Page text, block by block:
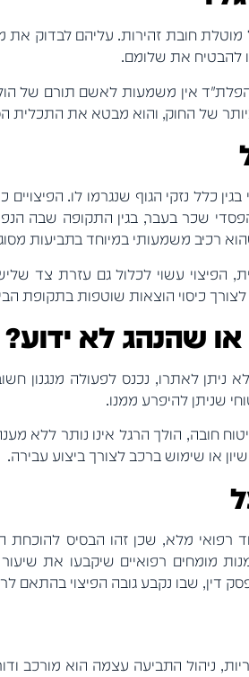
מוטלת חובת זהירות. עליהם לבדוק
להבטיח את שלומם.
הפלת"ד אין משמעות לאשם תורם של
של החוק, והוא מבטא את התכלית
כלל נזקי הגוף שנגרמו לו.
שכר בעבר, בגין התקופה שבה
רכיב משמעותי במיוחד בתביעות
הפיצוי עשוי לכלול גם עזרת צד
כיסוי הוצאות שוטפות בתקופת
שהנהג לא ידוע?
לאתרו, נכנס לפעולה מנגנון
שניתן להיפרע ממנו.
חובה, הולך הרגל אינו נותר ללא
או שימוש ברכב לצורך ביצוע עבירה.
רפואי מלא, שכן זהו הבסיס
מומחים רפואיים שיקבעו את
שבו נקבע גובה הפיצוי בהתאם
ניהול התביעה עצמה הוא מורכב